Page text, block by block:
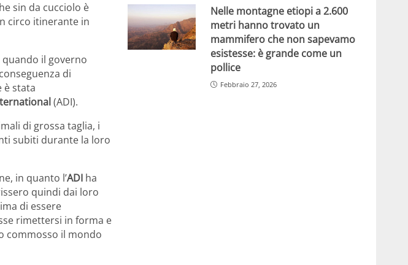
sin da cucciolo è
circo itinerante in
il governo
di
è stata
(ADI).
di grossa taglia, i
subiti durante la loro
in quanto l’ADI ha
quindi dai loro
di essere
rimettersi in forma e
commosso il mondo
Nelle montagne etiopi a 2.600
metri hanno trovato un
mammifero che non sapevamo
esistesse: è grande come un
pollice
Febbraio 27, 2026